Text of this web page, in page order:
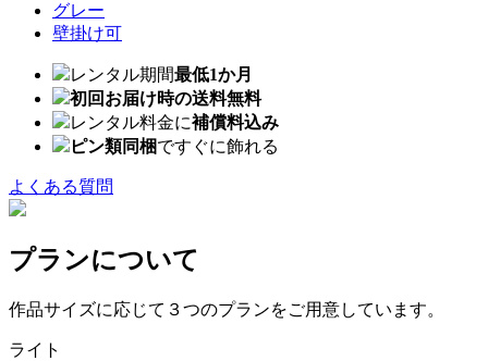
グレー
壁掛け可
レンタル期間最低1か月
初回お届け時の送料無料
レンタル料金に補償料込み
ピン類同梱ですぐに飾れる
よくある質問
プランについて
作品サイズに応じて３つのプランをご用意しています。
ライト